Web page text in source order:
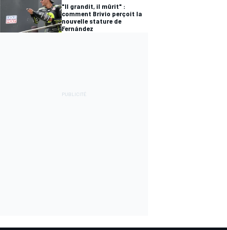
"Il grandit, il mûrit" :
comment Brivio perçoit la
nouvelle stature de
Fernández